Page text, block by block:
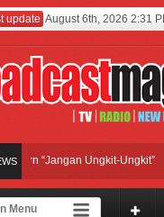
update August 6th, 2026 2:31
“Jangan Ungkit-Ungkit”
Dan Semangat Lokal,